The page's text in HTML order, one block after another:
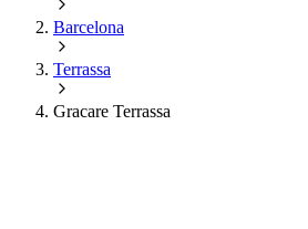
Barcelona
Terrassa
Gracare Terrassa